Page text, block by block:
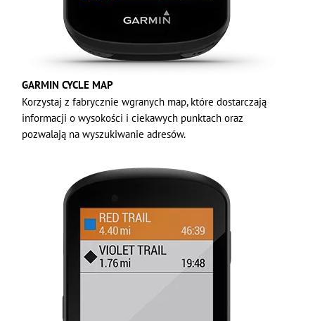
GARMIN CYCLE MAP
Korzystaj z fabrycznie wgranych map, które dostarczają
informacji o wysokości i ciekawych punktach oraz
pozwalają na wyszukiwanie adresów.